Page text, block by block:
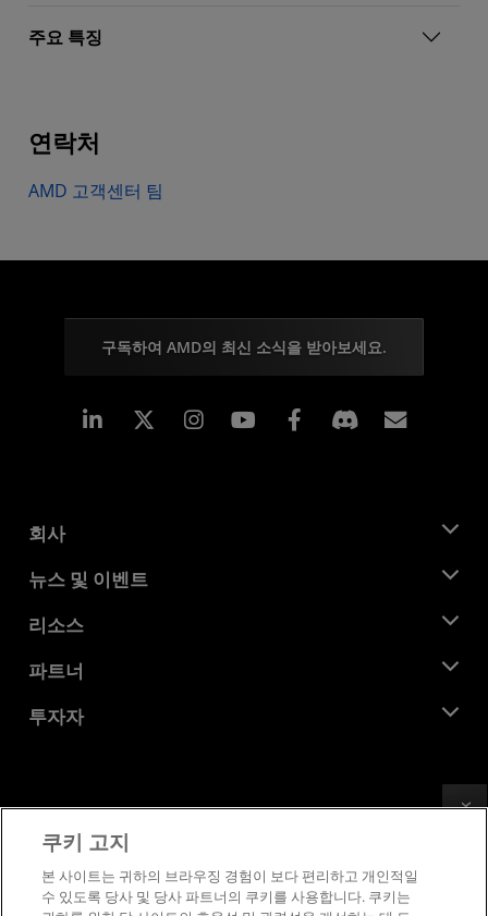
주요 특징
연락처
AMD 고객센터 팀
구독하여 AMD의 최신 소식을 받아보세요.
Linkedin Instagram Facebook
회사
AMD 소개
기업의 사회적 책임
채용
문의하기
뉴스 및 이벤트
뉴스룸
미디어 라이브러리
리소스
개발자 센트럴
사례 연구
파트너
AMD 파트너 허브
투자자
이사위원회
거버넌스 문서
SEC 신고서
상표
공급망 투명성
쿠키 고지
본 사이트는 귀하의 브라우징 경험이 보다 편리하고 개인적일
수 있도록 당사 및 당사 파트너의 쿠키를 사용합니다. 쿠키는